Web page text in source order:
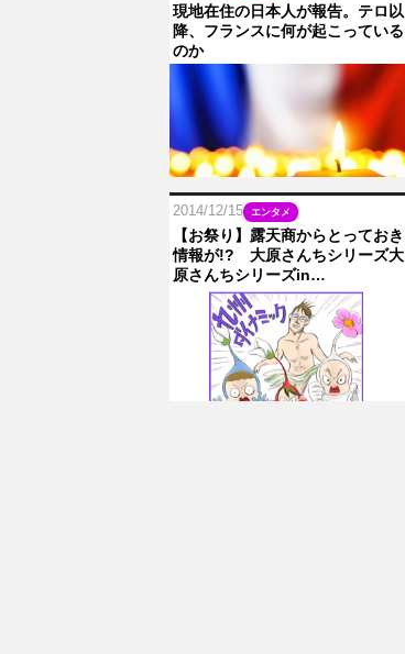
現地在住の日本人が報告。テロ以
降、フランスに何が起こっている
のか
2014/12/15 エンタメ
【お祭り】露天商からとっておき
情報が!? 大原さんちシリーズ大
原さんちシリーズin…